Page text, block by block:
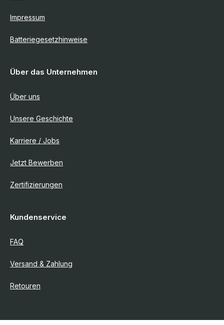
Impressum
Batteriegesetzhinweise
Über das Unternehmen
Über uns
Unsere Geschichte
Karriere / Jobs
Jetzt Bewerben
Zertifizierungen
Kundenservice
FAQ
Versand & Zahlung
Retouren